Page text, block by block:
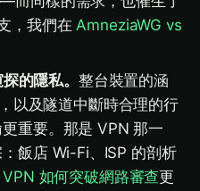
，我們在AmneziaWG vs
的隱私。 整台裝置的涵
以及隧道中斷時合理的行
重要。那是 VPN 那一
飯店 Wi-Fi、ISP 的剖析
VPN 如何突破網路審查更